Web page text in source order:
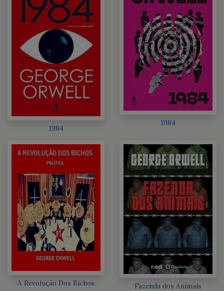
1984
1984
A Revolução Dos Bichos Fazenda dos Animais